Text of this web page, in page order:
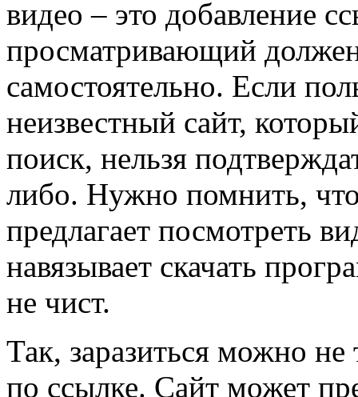
видео – это добавление
просматривающий
самостоятельно. Если
неизвестный сайт,
поиск, нельзя
либо. Нужно помнить,
предлагает посмотреть
навязывает скачать
не чист.
Так, заразиться можно не
по ссылке. Сайт может